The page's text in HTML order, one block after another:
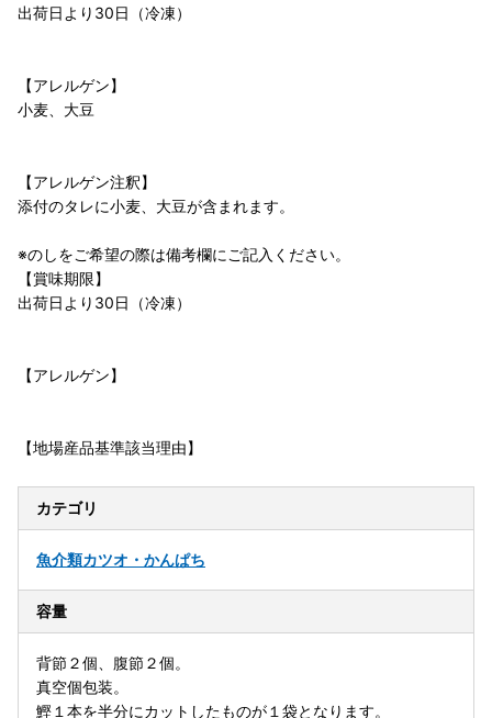
出荷日より30日（冷凍）
【アレルゲン】
小麦、大豆
【アレルゲン注釈】
添付のタレに小麦、大豆が含まれます。
※のしをご希望の際は備考欄にご記入ください。
【賞味期限】
出荷日より30日（冷凍）
【アレルゲン】
【地場産品基準該当理由】
カテゴリ
魚介類カツオ・かんぱち
容量
背節２個、腹節２個。
真空個包装。
鰹１本を半分にカットしたものが１袋となります。